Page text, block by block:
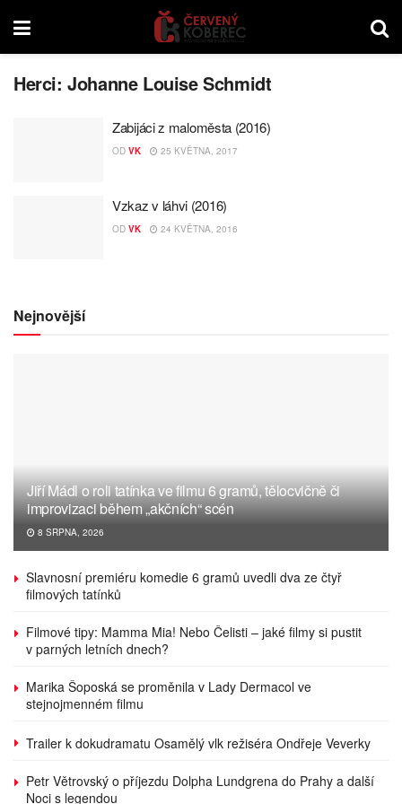
Herci:Johanne Louise Schmidt
Zabijáci z maloměsta (2016)
OD VK 25 KVĚTNA, 2017
Vzkaz v láhvi (2016)
OD VK 24 KVĚTNA, 2016
Nejnovější
Jiří Mádl o roli tatínka ve filmu 6 gramů, tělocvičně či
improvizaci během „akčních“ scén
8 SRPNA, 2026
Slavnosní premiéru komedie 6 gramů uvedli dva ze čtyř
filmových tatínků
Filmové tipy: Mamma Mia! Nebo Čelisti – jaké filmy si pustit
v parných letních dnech?
Marika Šoposká se proměnila v Lady Dermacol ve
stejnojmenném filmu
Trailer k dokudramatu Osamělý vlk režiséra Ondřeje Veverky
Petr Větrovský o příjezdu Dolpha Lundgrena do Prahy a další
Noci s legendou